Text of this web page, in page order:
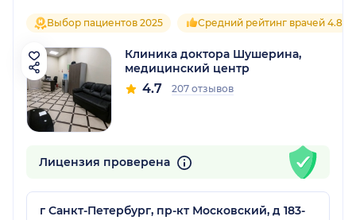
Выбор пациентов 2025 Средний рейтинг врачей 4.8
Клиника доктора Шушерина,
медицинский центр
4.7 207 отзывов
Лицензия проверена
г Санкт-Петербург, пр-кт Московский, д 183-